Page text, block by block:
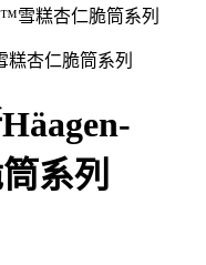
雪糕杏仁脆筒系列
系列